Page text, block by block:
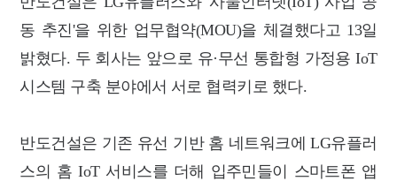
동 추진'을 위한 업무협약(MOU)을 체결했다고 13일
밝혔다. 두 회사는 앞으로 유·무선 통합형 가정용 IoT
시스템 구축 분야에서 서로 협력키로 했다.
반도건설은 기존 유선 기반 홈 네트워크에 LG유플러
스의 홈 IoT 서비스를 더해 입주민들이 스마트폰 앱